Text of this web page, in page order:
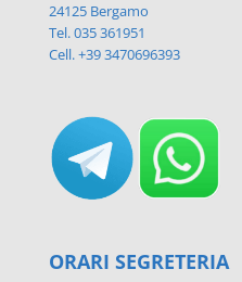
24125 Bergamo
Tel. 035 361951
Cell. +39 3470696393
ORARI SEGRETERIA